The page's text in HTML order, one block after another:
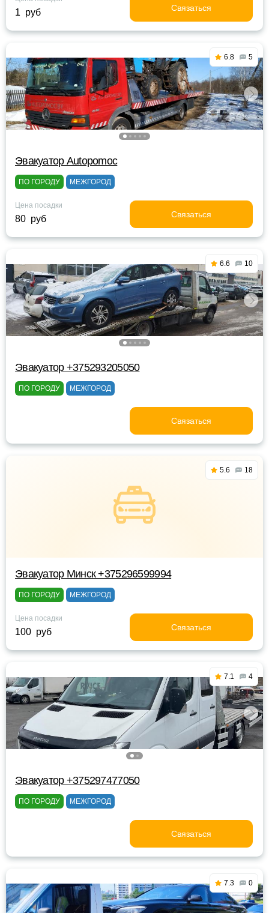
1 руб Связаться
6.8 5
Эвакуатор Autopomoc
ПО ГОРОДУ МЕЖГОРОД
Цена посадки
80 руб Связаться
6.6 10
Эвакуатор +375293205050
ПО ГОРОДУ МЕЖГОРОД
Связаться
5.6 18
Эвакуатор Минск +375296599994
ПО ГОРОДУ МЕЖГОРОД
Цена посадки
100 руб Связаться
7.1 4
Эвакуатор +375297477050
ПО ГОРОДУ МЕЖГОРОД
Связаться
7.3 0